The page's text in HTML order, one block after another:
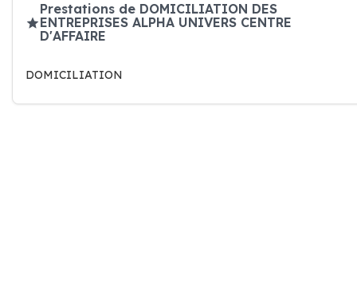
Prestations de DOMICILIATION DES
ENTREPRISES ALPHA UNIVERS CENTRE
D'AFFAIRE
DOMICILIATION